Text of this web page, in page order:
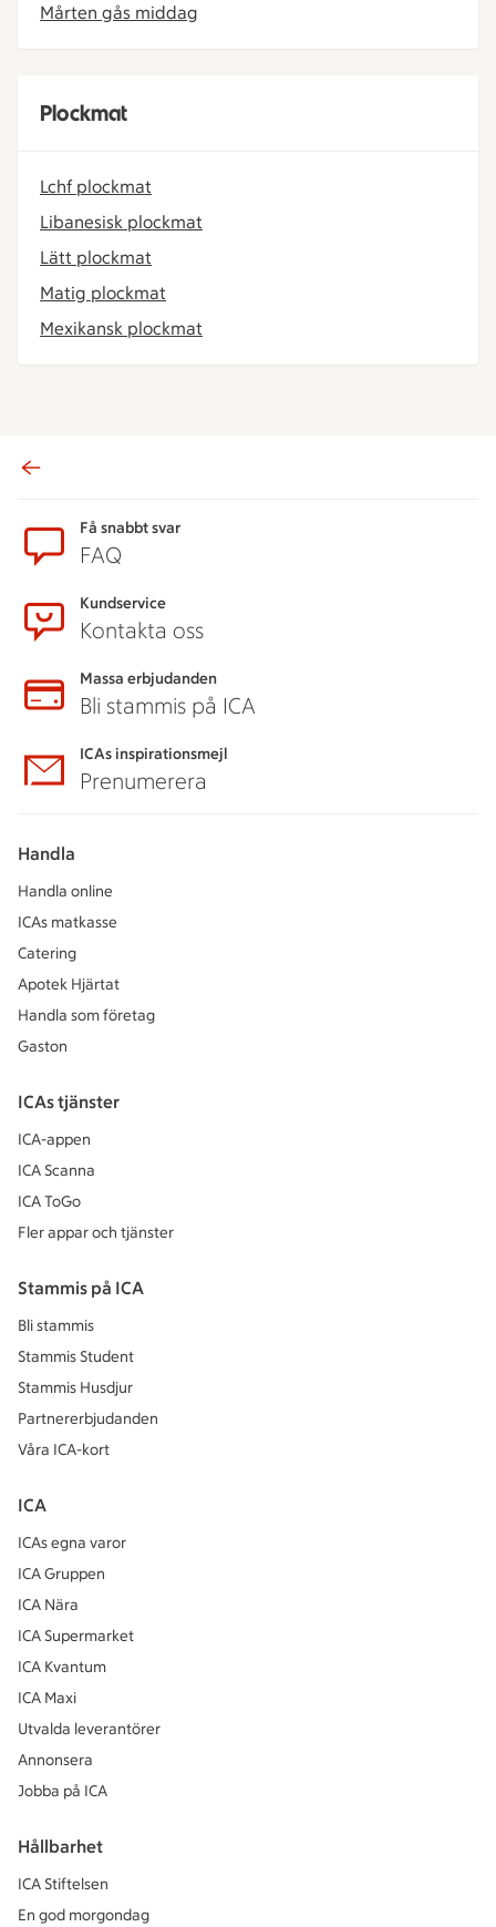
Mårten gås middag
Plockmat
Lchf plockmat
Libanesisk plockmat
Lätt plockmat
Matig plockmat
Mexikansk plockmat
Få snabbt svar
FAQ
Kundservice
Kontakta oss
Massa erbjudanden
Bli stammis på ICA
ICAs inspirationsmejl
Prenumerera
Handla
Handla online
ICAs matkasse
Catering
Apotek Hjärtat
Handla som företag
Gaston
ICAs tjänster
ICA-appen
ICA Scanna
ICA ToGo
Fler appar och tjänster
Stammis på ICA
Bli stammis
Stammis Student
Stammis Husdjur
Partnererbjudanden
Våra ICA-kort
ICA
ICAs egna varor
ICA Gruppen
ICA Nära
ICA Supermarket
ICA Kvantum
ICA Maxi
Utvalda leverantörer
Annonsera
Jobba på ICA
Hållbarhet
ICA Stiftelsen
En god morgondag